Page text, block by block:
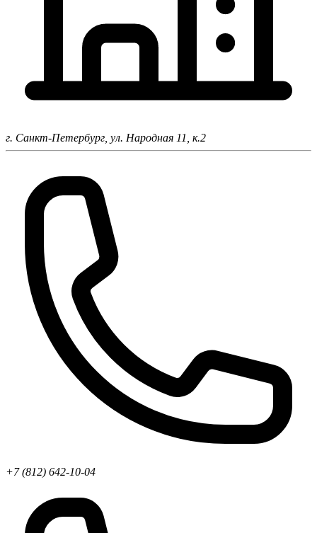
г. Санкт-Петербург, ул. Народная 11, к.2
+7 (812) 642-10-04